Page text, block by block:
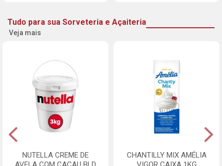
Tudo para sua Sorveteria e Açaiteria
Veja mais
NUTELLA CREME DE
CHANTILLY MIX AMÉLIA